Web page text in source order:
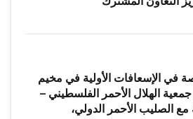
في الإسعافات الأولية في مخيم
جمعية الهلال الأحمر الفلسطيني –
مع الصليب الأحمر الدولي،